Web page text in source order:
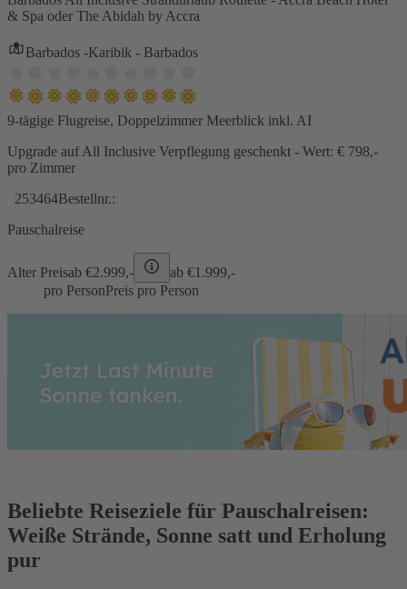
& Spa oder The Abidah by Accra
Barbados -Karibik - Barbados
9-tägige Flugreise, Doppelzimmer Meerblick inkl. AI
Upgrade auf All Inclusive Verpflegung geschenkt - Wert: € 798,-
pro Zimmer
253464Bestellnr.:
Pauschalreise
Alter Preisab €2.999,- ab €1.999,-
pro PersonPreis pro Person
Beliebte Reiseziele für Pauschalreisen:
Weiße Strände, Sonne satt und Erholung
pur